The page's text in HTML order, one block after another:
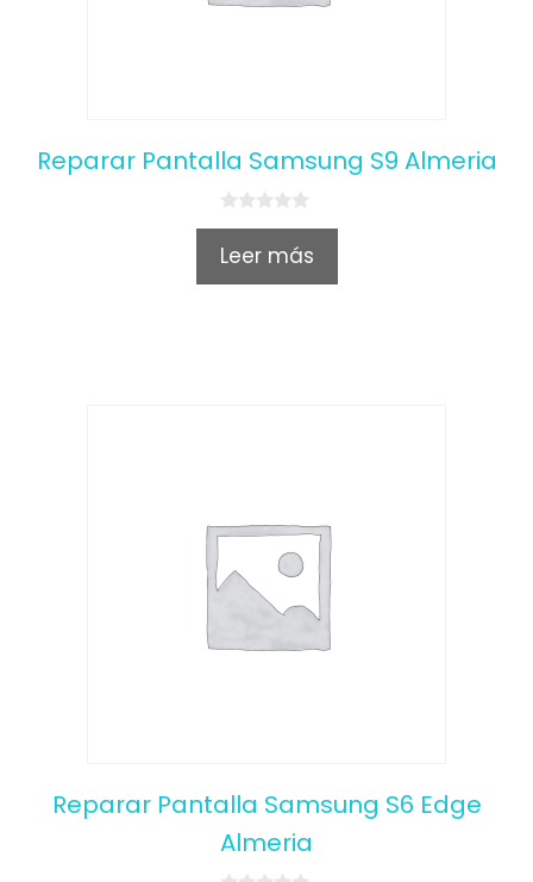
Reparar Pantalla Samsung S9 Almeria
0
u
Leer más
Reparar Pantalla Samsung S6 Edge
Almeria